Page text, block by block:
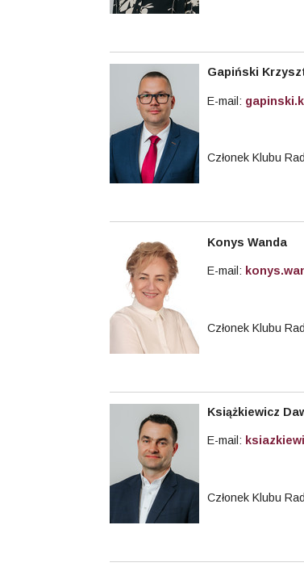
Gapiński
E-mail:
Członek Klubu
Konys Wanda
E-mail:
Członek Klubu
Książkiewicz
E-mail:
Członek Klubu